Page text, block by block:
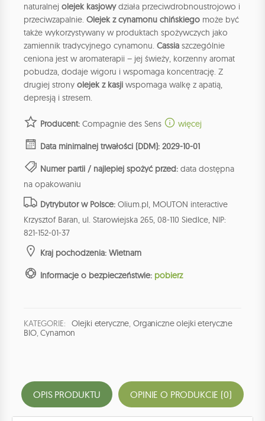
naturalnej olejek kasjowydziała przeciwdrobnoustrojowo i
przeciwzapalnie. Olejek z cynamonu chińskiego może być
także wykorzystywany w produktach spożywczych jako
zamiennik tradycyjnego cynamonu. Cassia szczególnie
ceniona jest w aromaterapii – jej świeży, korzenny aromat
pobudza, dodaje wigoru i wspomaga koncentrację. Z
drugiej strony olejek z kasji wspomaga walkę z apatią,
depresją i stresem.
Producent: Compagnie des Sens więcej
Data minimalnej trwałości (DDM): 2029-10-01
Numer partii / najlepiej spożyć przed: data dostępna
na opakowaniu
Dytrybutor w Polsce: Olium.pl, MOUTON interactive
Krzysztof Baran, ul. Starowiejska 265, 08-110 Siedlce, NIP:
821-152-01-37
Kraj pochodzenia: Wietnam
Informacje o bezpieczeństwie: pobierz
KATEGORIE: Olejki eteryczne, Organiczne olejki eteryczne
BIO,Cynamon
OPIS PRODUKTU OPINIE O PRODUKCIE (0)